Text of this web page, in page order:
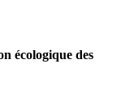
écologique des